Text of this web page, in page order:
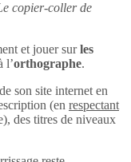
copier-coller de
et jouer surles
l’orthographe.
de son site internet en
(en respectant
des titres de niveaux